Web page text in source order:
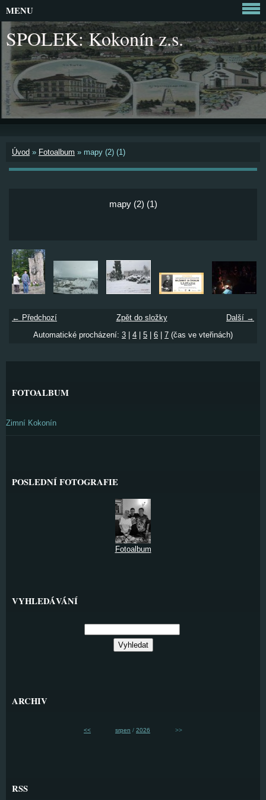
SPOLEK: Kokonín z.s.
Úvod » Fotoalbum » mapy (2) (1)
mapy (2) (1)
← Předchozí Další →
Zpět do složky
Automatické procházení: 3 4 5 6 7 (čas ve vteřinách)
MENU
FOTOALBUM
Zimní Kokonín
POSLEDNÍ FOTOGRAFIE
Fotoalbum
VYHLEDÁVÁNÍ
ARCHIV
<< srpen / 2026 >>
RSS